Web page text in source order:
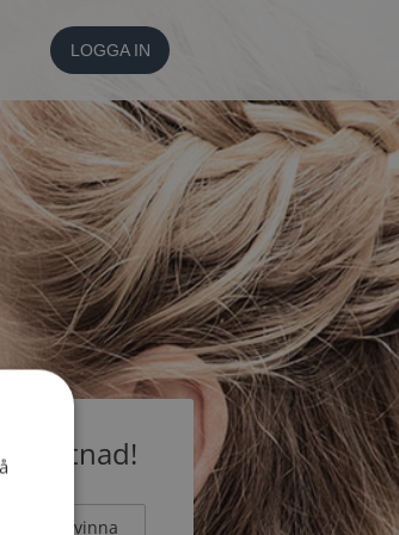
LOGGA IN
kostnad!
Kvinna